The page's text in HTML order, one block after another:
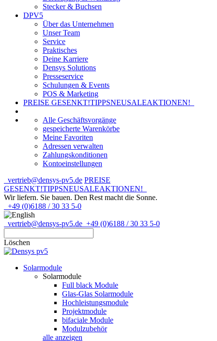
Stecker & Buchsen
DPV5
Über das Unternehmen
Unser Team
Service
Praktisches
Deine Karriere
Densys Solutions
Presseservice
Schulungen & Events
POS & Marketing
PREISE GESENKT!TIPPSNEUSALEAKTIONEN!
Alle Geschäftsvorgänge
gespeicherte Warenkörbe
Meine Favoriten
Adressen verwalten
Zahlungskonditionen
Kontoeinstellungen
vertrieb@densys-pv5.de PREISE
GESENKT!TIPPSNEUSALEAKTIONEN!
Wir liefern. Sie bauen. Den Rest macht die Sonne.
+49 (0)6188 / 30 33 5-0
vertrieb@densys-pv5.de +49 (0)6188 / 30 33 5-0
Löschen
Solarmodule
Solarmodule
Full black Module
Glas-Glas Solarmodule
Hochleistungsmodule
Projektmodule
bifaciale Module
Modulzubehör
alle anzeigen